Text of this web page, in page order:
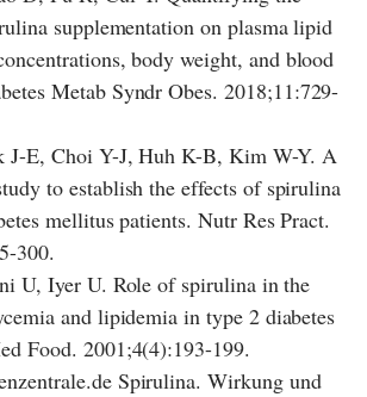
supplementation on plasma lipid
body weight, and blood
Metab Syndr Obes. 2018;11:729-
J-E, Choi Y-J, Huh K-B, Kim W-Y. A
to establish the effects of spirulina
mellitus patients. Nutr Res Pract.
300.
U, Iyer U. Role of spirulina in the
and lipidemia in type 2 diabetes
Food. 2001;4(4):193-199.
Spirulina. Wirkung und